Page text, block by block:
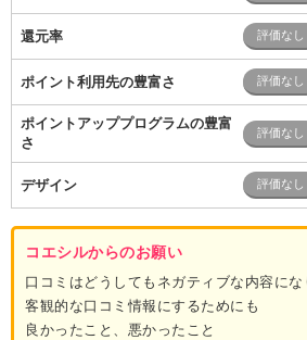
還元率
ポイント利用先の豊富さ
ポイントアッププログラムの豊富
さ
デザイン
コエシルからのお願い
口コミはどうしてもネガティブな内容にな
客観的な口コミ情報にするためにも
良かったこと、悪かったこと